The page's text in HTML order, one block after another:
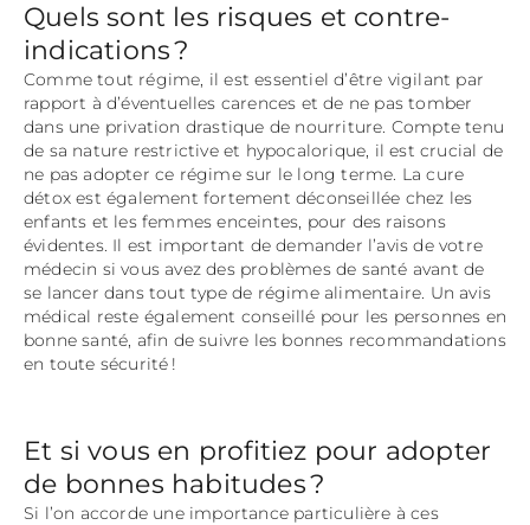
Quels sont les risques et contre-
indications ?
Comme tout régime, il est essentiel d’être vigilant par
rapport à d’éventuelles carences et de ne pas tomber
dans une privation drastique de nourriture. Compte tenu
de sa nature restrictive et hypocalorique, il est crucial de
ne pas adopter ce régime sur le long terme. La cure
détox est également fortement déconseillée chez les
enfants et les femmes enceintes, pour des raisons
évidentes. Il est important de demander l’avis de votre
médecin si vous avez des problèmes de santé avant de
se lancer dans tout type de régime alimentaire. Un avis
médical reste également conseillé pour les personnes en
bonne santé, afin de suivre les bonnes recommandations
en toute sécurité !
Et si vous en profitiez pour adopter
de bonnes habitudes ?
Si l’on accorde une importance particulière à ces